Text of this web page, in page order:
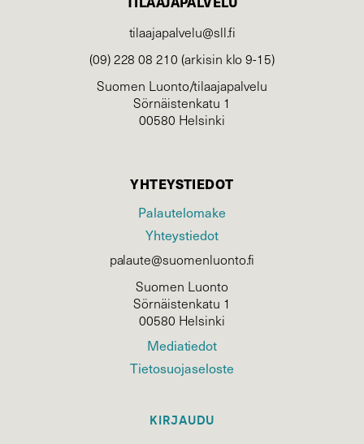
tilaajapalvelu@sll.fi
(09) 228 08 210 (arkisin klo 9-15)
Suomen Luonto/tilaajapalvelu
Sörnäistenkatu 1
00580 Helsinki
YHTEYSTIEDOT
Palautelomake
Yhteystiedot
palaute@suomenluonto.fi
Suomen Luonto
Sörnäistenkatu 1
00580 Helsinki
Mediatiedot
Tietosuojaseloste
KIRJAUDU